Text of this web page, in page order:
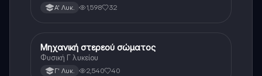
Α' Λυκ. 1,598 32
Φυσική
Μηχανική στερεού σώματος
Φυσική Γ λυκείου
Γ' Λυκ. 2,540 40